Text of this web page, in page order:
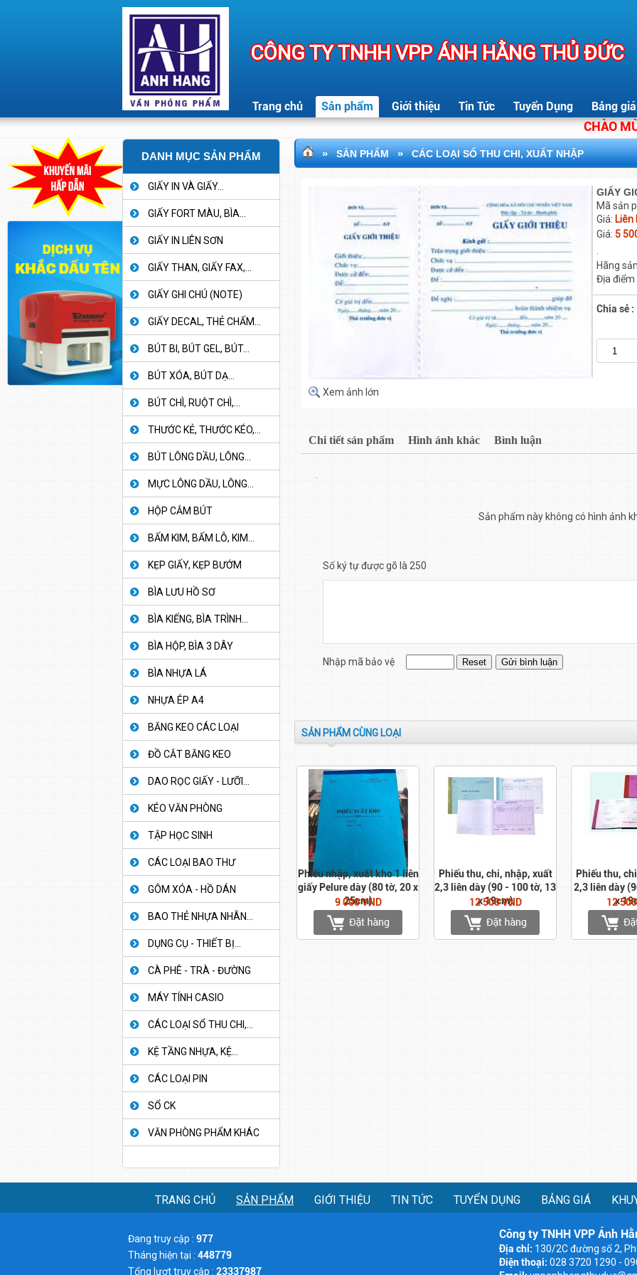
CÔNG TY TNHH VPP ÁNH HẰNG THỦ ĐỨC
Trang chủ Sản phẩm Giới thiệu Tin Tức Tuyển Dụng Bảng giá
CHÀO
DANH MỤC SẢN PHẨM
GIẤY IN VÀ GIẤY...
GIẤY FORT MÀU, BÌA...
GIẤY IN LIÊN SƠN
GIẤY THAN, GIẤY FAX,...
GIẤY GHI CHÚ (NOTE)
GIẤY DECAL, THẺ CHẤM...
BÚT BI, BÚT GEL, BÚT...
BÚT XÓA, BÚT DẠ...
BÚT CHÌ, RUỘT CHÌ,...
THƯỚC KẺ, THƯỚC KÉO,...
BÚT LÔNG DẦU, LÔNG...
MỰC LÔNG DẦU, LÔNG...
HỘP CẮM BÚT
BẤM KIM, BẤM LỖ, KIM...
KẸP GIẤY, KẸP BƯỚM
BÌA LƯU HỒ SƠ
BÌA KIẾNG, BÌA TRÌNH...
BÌA HỘP, BÌA 3 DÂY
BÌA NHỰA LÁ
NHỰA ÉP A4
BĂNG KEO CÁC LOẠI
ĐỒ CẮT BĂNG KEO
DAO RỌC GIẤY - LƯỠI...
KÉO VĂN PHÒNG
TẬP HỌC SINH
CÁC LOẠI BAO THƯ
GÔM XÓA - HỒ DÁN
BAO THẺ NHỰA NHÂN...
DỤNG CỤ - THIẾT BỊ...
CÀ PHÊ - TRÀ - ĐƯỜNG
MÁY TÍNH CASIO
CÁC LOẠI SỔ THU CHI,...
KỆ TẦNG NHỰA, KỆ...
CÁC LOẠI PIN
SỔ CK
VĂN PHÒNG PHẨM KHÁC
» SẢN PHẨM » CÁC LOẠI SỔ THU CHI, XUẤT NHẬP
Xem ảnh lớn
GIẤY
Mã sản
Giá: Liên
Giá: 5
Hãng
Địa điểm
Chia sẻ :
Chi tiết sản phẩm Hình ảnh khác Bình luận
Sản phẩm này không có hình ảnh
Số ký tự được gõ là 250
Nhập mã bảo vệ
SẢN PHẨM CÙNG LOẠI
Phiếu nhập, xuất kho 1 liên
giấy Pelure dày (80 tờ, 20 x
25cm)
9 000 VND
Phiếu thu, chi, nhập, xuất
2,3 liên dày (90 - 100 tờ, 13
x 19cm)
12 500 VND
Phiếu thu,
2,3 liên dày
x
12
TRANG CHỦ SẢN PHẨM GIỚI THIỆU TIN TỨC TUYỂN DỤNG BẢNG GIÁ
Đang truy cập : 977
Tháng hiện tại : 448779
Tổng lượt truy cập : 23337987
Công ty TNHH VPP Ánh
Địa chỉ: 130/2C đường số 2,
Điện thoại: 028 3720 1290 -